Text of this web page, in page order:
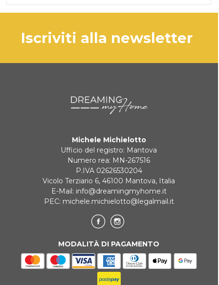
iscriviti alla newsletter
Michele Michielotto
Ufficio del registro: Mantova
Numero rea: MN-267516
P.IVA 02626530204
Vicolo Terziario 6, 46100 Mantova, Italia
E-Mail: info@dreamingmyhome.it
PEC: michele.michielotto@legalmail.it
MODALITÀ DI PAGAMENTO